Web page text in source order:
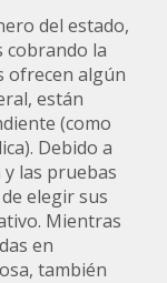
del estado,
cobrando la
ofrecen algún
están
(como
Debido a
las pruebas
elegir sus
Mientras
en
también